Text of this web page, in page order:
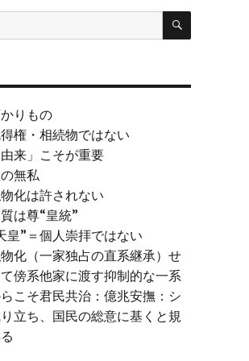
検
りもの
権・相続物ではない
来」こそが重要
無私
化は許されない
は尊“皇統”
皇”＝個人崇拝ではない
化（一家独占の直系継承）せ
傍系他家に渡す抑制的な一系
こそ君民共治：億兆安撫：シ
立ち、国民の総意に基くと規